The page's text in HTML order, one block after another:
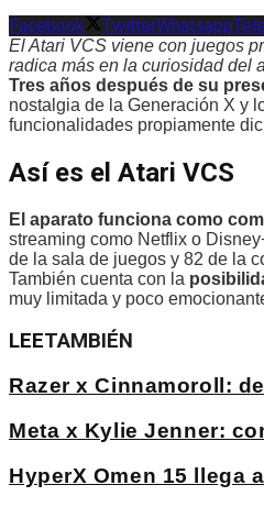
Facebook TwitterWhatsapp
El Atari VCS viene con juegos
radica más en la curiosidad del
Tres años después de su
nostalgia de la Generación X y
funcionalidades propiamente
Así es el Atari VCS
El aparato funciona como
streaming como Netflix o
de la sala de juegos y 82 de la
También cuenta con la
muy limitada y poco
LEETAMBIÉN
Razer x Cinnamoroll:
Meta x Kylie Jenner:
HyperX Omen 15 llega